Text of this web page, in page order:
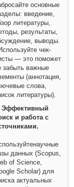
основные
введение,
литературы,
результаты,
выводы.
чек-
— это поможет
забыть важные
(аннотация,
слова,
литературы).
Эффективный
и работа с
данных (Scopus,
of Science,
Scholar) для
актуальных